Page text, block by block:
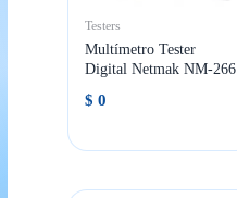
Testers
Multímetro Tester
Digital Netmak NM-266
$ 0